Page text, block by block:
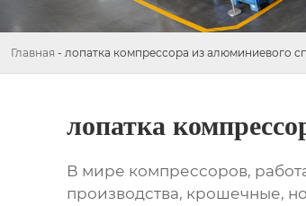
Главная - лопатка компрессора из алюминиевого
лопатка
В мире компрессоров,
производства, крошечные,